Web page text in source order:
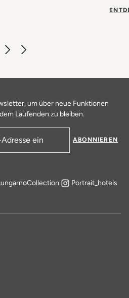
um über neue Funktionen
Laufenden zu bleiben.
E-Mail-Adresse
ABONNIEREN
Portrait_hotels